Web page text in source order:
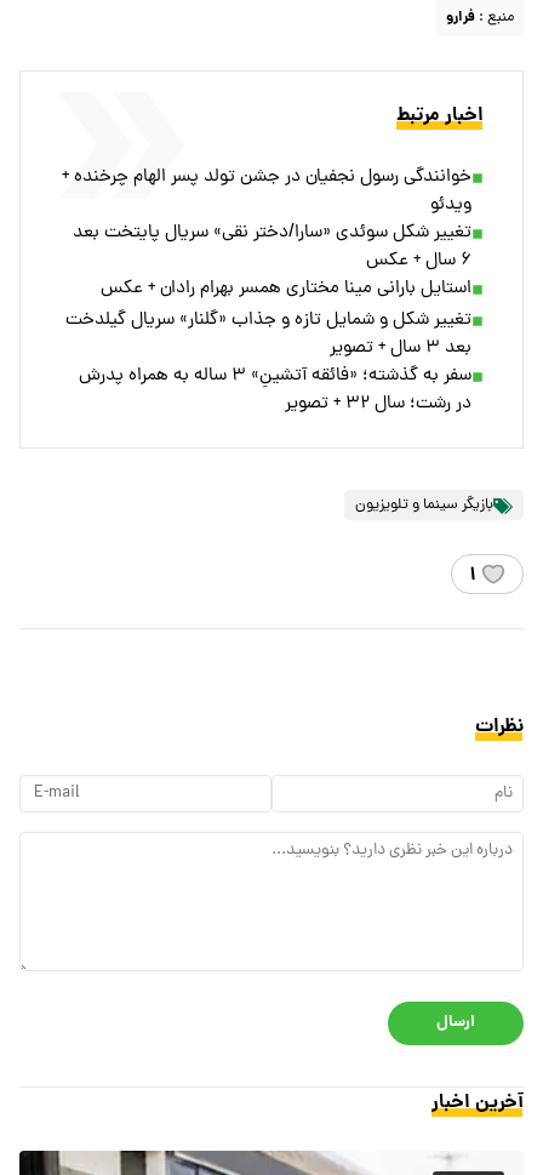
منبع : فرارو
اخبار مرتبط
خوانندگی رسول نجفیان در جشن تولد پسر الهام چرخنده +
ویدئو
تغییر شکل سوئدی «سارا/دختر نقی» سریال پایتخت بعد
۶ سال + عکس
استایل بارانی مینا مختاری همسر بهرام رادان + عکس
تغییر شکل و شمایل تازه و جذاب «گلنار» سریال گیلدخت
بعد ۳ سال + تصویر
سفر به گذشته؛ «فائقه آتشینِ» ۳ ساله به همراه پدرش
در رشت؛ سال ۳۲ + تصویر
بازیگر سینما و تلویزیون
۱
نظرات
ارسال
آخرین اخبار